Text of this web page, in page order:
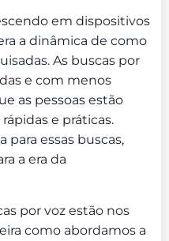
em dispositivos
a dinâmica de como
As buscas por
e com menos
as pessoas estão
e práticas.
para essas buscas,
a era da
por voz estão nos
como abordamos a